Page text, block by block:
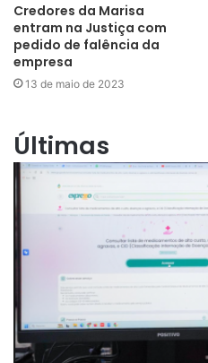
Credores da Marisa
entram na Justiça com
pedido de falência da
empresa
13 de maio de 2023
Últimas